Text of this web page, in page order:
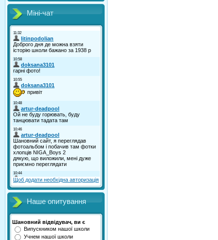
Міні-чат
Щоб додати необхідна авторизація
Наше опитування
Шановний відвідувач, ви є
Випускником нашої школи
Учнем нашої школи